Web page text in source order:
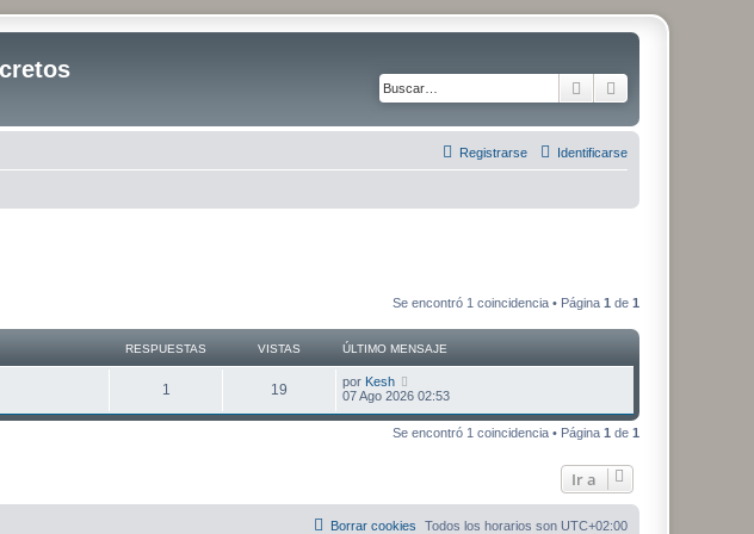
Buscar
Identificarse
Registrarse
Se encontró 1 coincidencia • Página 1 de 1
RESPUESTAS VISTAS ÚLTIMO MENSAJE
1
e
19
i
Ú
l
i
s
a
por Kesh
07 Ago 2026 02:53
Se encontró 1 coincidencia • Página 1 de 1
Ir a
Todos los horarios son UTC+02:00
Borrar cookies